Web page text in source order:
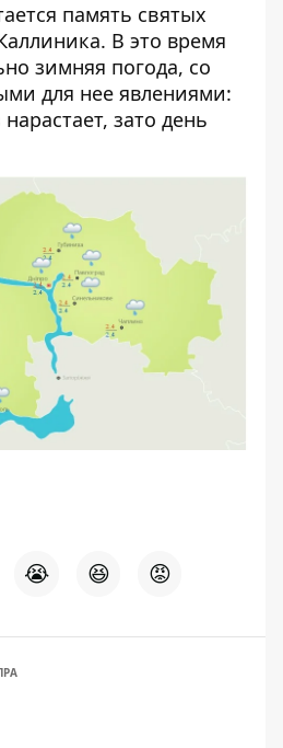
память святых
В это время
зимняя погода, со
для нее явлениями:
зато день
😭 😆 😡